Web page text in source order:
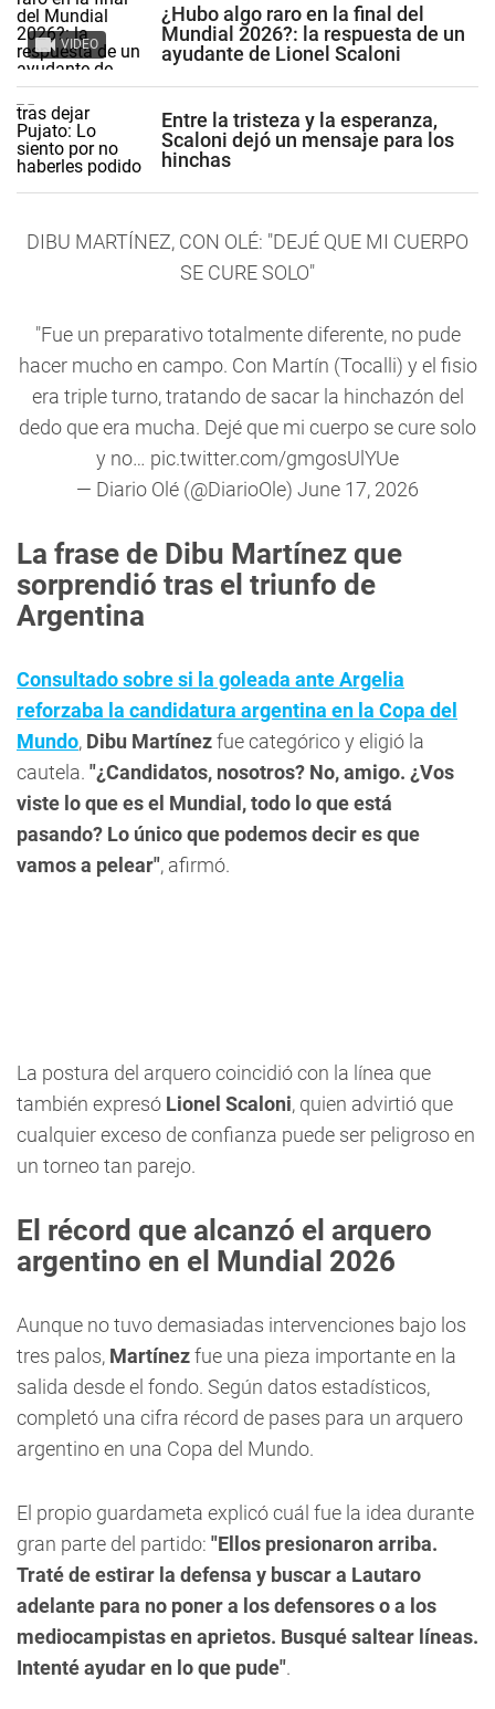
VIDEO
¿Hubo algo raro en la final del
Mundial 2026?: la respuesta de un
ayudante de Lionel Scaloni
Entre la tristeza y la esperanza,
Scaloni dejó un mensaje para los
hinchas
DIBU MARTÍNEZ, CON OLÉ: "DEJÉ QUE MI CUERPO
SE CURE SOLO"
"Fue un preparativo totalmente diferente, no pude
hacer mucho en campo. Con Martín (Tocalli) y el fisio
era triple turno, tratando de sacar la hinchazón del
dedo que era mucha. Dejé que mi cuerpo se cure solo
y no… pic.twitter.com/gmgosUlYUe
— Diario Olé (@DiarioOle) June 17, 2026
La frase de Dibu Martínez que
sorprendió tras el triunfo de
Argentina
Consultado sobre si la goleada ante Argelia
reforzaba la candidatura argentina en la Copa del
Mundo, Dibu Martínezfue categórico y eligió la
cautela. "¿Candidatos, nosotros? No, amigo. ¿Vos
viste lo que es el Mundial, todo lo que está
pasando? Lo único que podemos decir es que
vamos a pelear", afirmó.
La postura del arquero coincidió con la línea que
también expresó Lionel Scaloni, quien advirtió que
cualquier exceso de confianza puede ser peligroso en
un torneo tan parejo.
El récord que alcanzó el arquero
argentino en el Mundial 2026
Aunque no tuvo demasiadas intervenciones bajo los
tres palos, Martínezfue una pieza importante en la
salida desde el fondo. Según datos estadísticos,
completó una cifra récord de pases para un arquero
argentino en una Copa del Mundo.
El propio guardameta explicó cuál fue la idea durante
gran parte del partido: "Ellos presionaron arriba.
Traté de estirar la defensa y buscar a Lautaro
adelante para no poner a los defensores o a los
mediocampistas en aprietos. Busqué saltear líneas.
Intenté ayudar en lo que pude".